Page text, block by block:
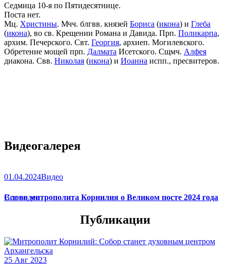
Седмица 10-я по Пятидесятнице.
Поста нет.
Мц. Христины. Мчч. блгвв. князей Бориса (икона) и Глеба
(икона), во св. Крещении Романа и Давида. Прп. Поликарпа,
архим. Печерского. Свт. Георгия, архиеп. Могилевского.
Обретение мощей прп. Далмата Исетского. Сщмч. Алфея
диакона. Свв. Николая (икона) и Иоанна испп., пресвитеров.
Видеогалерея
01.04.2024Видео
Слово митрополита Корнилия о Великом посте 2024 года
Все видео
Публикации
25 Авг 2023